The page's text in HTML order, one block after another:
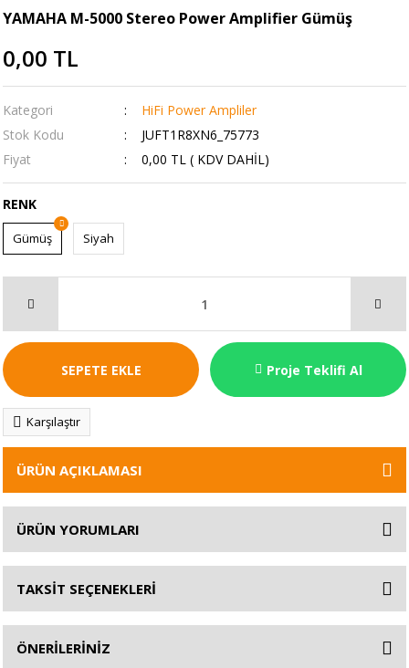
YAMAHA M-5000 Stereo Power Amplifier Gümüş
0,00 TL
Kategori
HiFi Power Ampliler
Stok Kodu
JUFT1R8XN6_75773
Fiyat
0,00 TL ( KDV DAHİL)
RENK
Gümüş Siyah
SEPETE EKLE Proje Teklifi Al
Karşılaştır
ÜRÜN AÇIKLAMASI
ÜRÜN YORUMLARI
TAKSİT SEÇENEKLERİ
ÖNERİLERİNİZ